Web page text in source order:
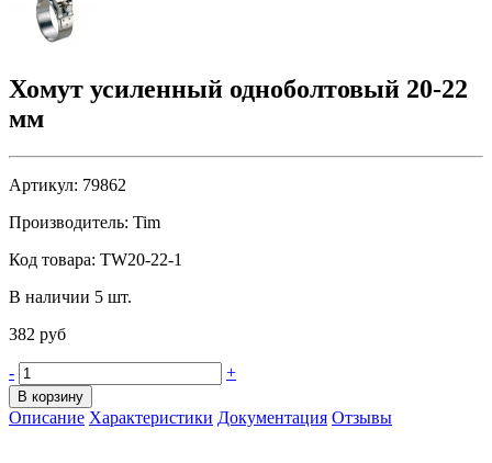
Хомут усиленный одноболтовый 20-22
мм
Артикул: 79862
Производитель: Tim
Код товара: TW20-22-1
В наличии 5 шт.
382 руб
- +
В корзину
Описание Характеристики Документация Отзывы